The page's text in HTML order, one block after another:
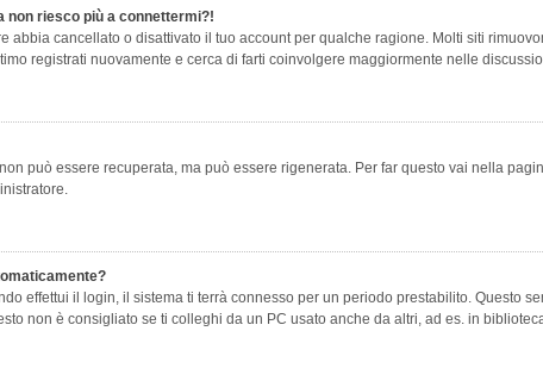
non riesco più a connettermi?!
abbia cancellato o disattivato il tuo account per qualche ragione. Molti siti
registrati nuovamente e cerca di farti coinvolgere maggiormente nelle
può essere recuperata, ma può essere rigenerata. Per far questo vai nella
effettui il login, il sistema ti terrà connesso per un periodo prestabilito. Questo
non è consigliato se ti colleghi da un PC usato anche da altri, ad es. in